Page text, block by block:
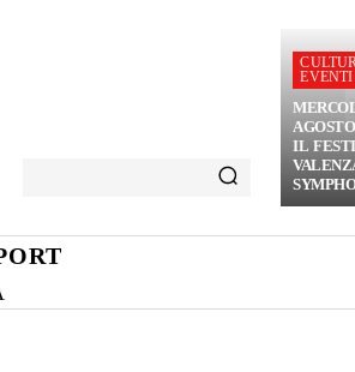
EVENTI
IL